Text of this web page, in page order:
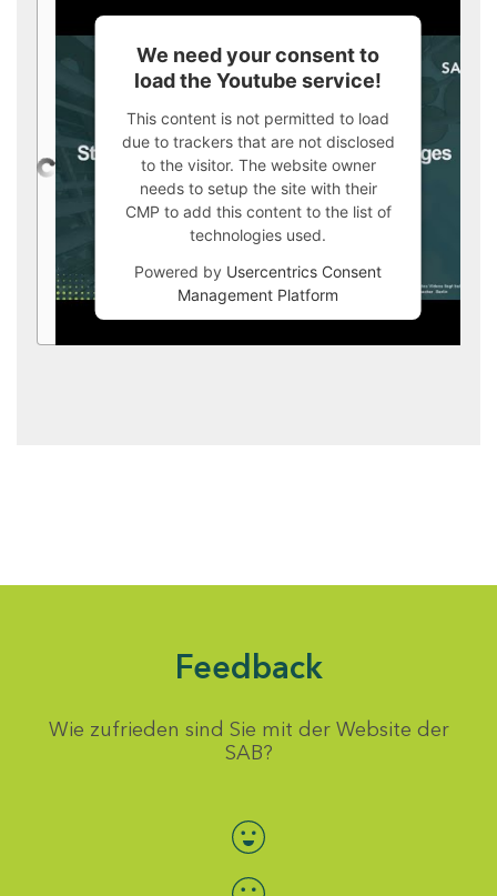
We need your consent to
load the Youtube service!
This content is not permitted to load
due to trackers that are not disclosed
to the visitor. The website owner
needs to setup the site with their
CMP to add this content to the list of
technologies used.
Powered by Usercentrics Consent
Management Platform
Feedback
Wie zufrieden sind Sie mit der Website der
SAB?
Bewertung auswählen